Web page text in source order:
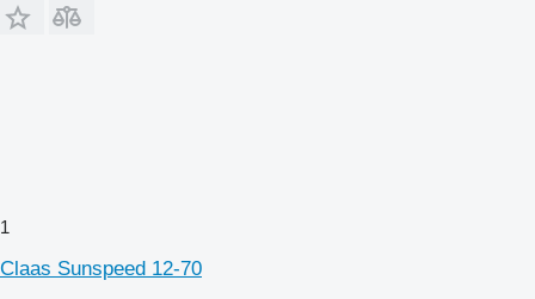
1
Claas Sunspeed 12-70